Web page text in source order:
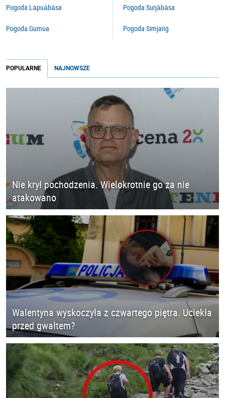
Pogoda Lāpuābāsa
Pogoda Gumua
Pogoda Surjābāsa
Pogoda Simjang
POPULARNE NAJNOWSZE
Nie krył pochodzenia. Wielokrotnie go za nie
atakowano
Walentyna wyskoczyła z czwartego piętra. Uciekła
przed gwałtem?